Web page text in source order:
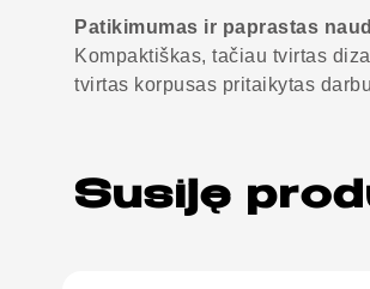
Patikimumas ir paprastas
Kompaktiškas, tačiau tvirtas
tvirtas korpusas pritaikytas
Susiję